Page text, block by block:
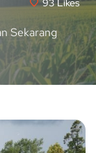
Sekarang